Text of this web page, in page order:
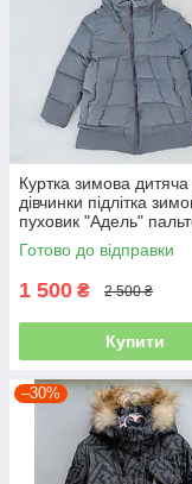
Куртка зимова
дівчинки підлітка
пуховик "Адель"
40 42 розмір
Готово до відправки
1 500 ₴ 2 500 ₴
Купити
–30%